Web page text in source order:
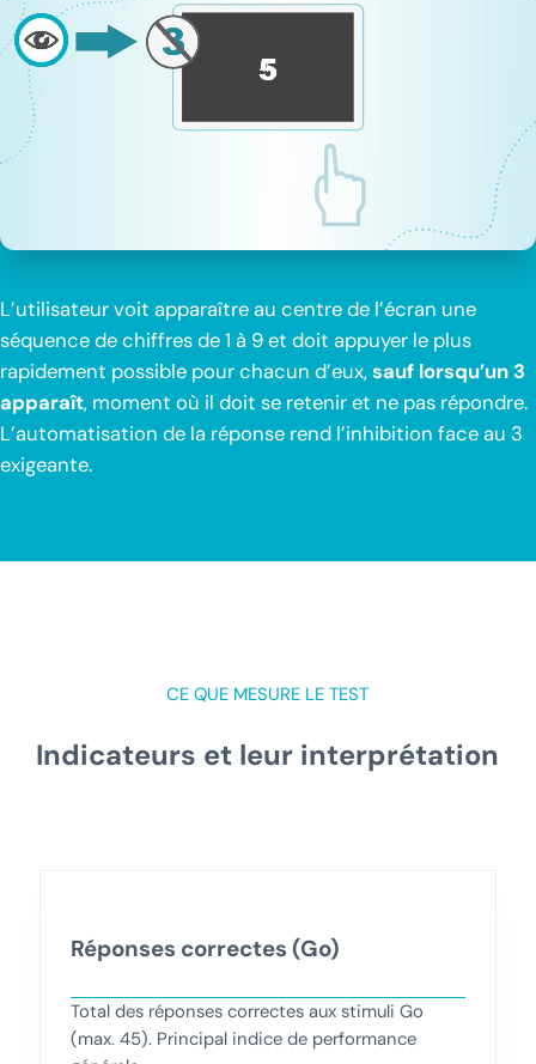
L’utilisateur voit apparaître au centre de l’écran une
séquence de chiffres de 1 à 9 et doit appuyer le plus
rapidement possible pour chacun d’eux,sauf lorsqu’un 3
apparaît, moment où il doit se retenir et ne pas répondre.
L’automatisation de la réponse rend l’inhibition face au 3
exigeante.
CE QUE MESURE LE TEST
Indicateurs et leur interprétation
Réponses correctes (Go)
Total des réponses correctes aux stimuli Go
(max. 45). Principal indice de performance